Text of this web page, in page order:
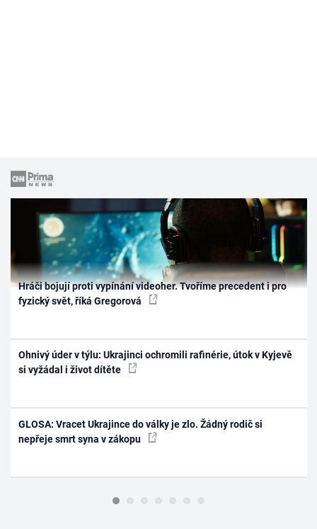
Hráči bojují proti vypínání videoher. Tvoříme precedent i pro
fyzický svět, říká Gregorová
Ohnivý úder v týlu: Ukrajinci ochromili rafinérie, útok v Kyjevě
si vyžádal i život dítěte
GLOSA: Vracet Ukrajince do války je zlo. Žádný rodič si
nepřeje smrt syna v zákopu